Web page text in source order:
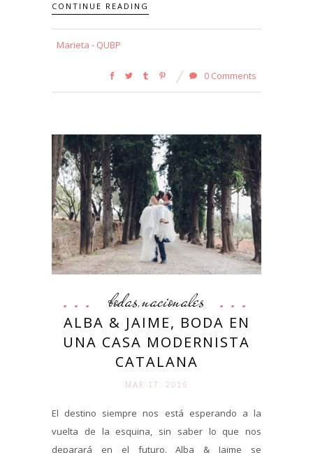
CONTINUE READING
Marieta - QUBP
0 Comments
bodas,nacionales
ALBA & JAIME, BODA EN
UNA CASA MODERNISTA
CATALANA
MAR 17. 2016
El destino siempre nos está esperando a la
vuelta de la esquina, sin saber lo que nos
deparará en el futuro. Alba & Jaime se